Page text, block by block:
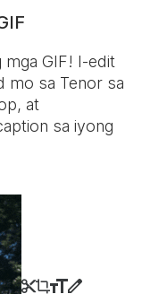
mga GIF! I-edit
mo sa Tenor sa
at
sa iyong